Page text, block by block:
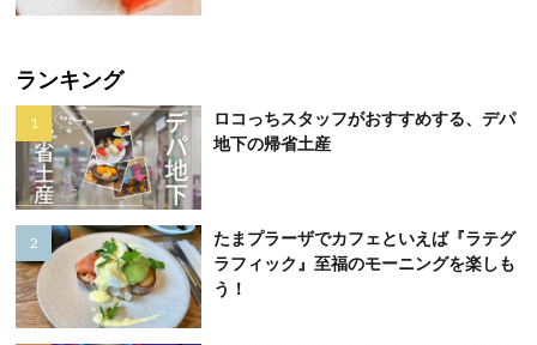
ランキング
ロコっちスタッフがおすすめする、デパ
地下の帰省土産
たまプラーザでカフェといえば『ラテグ
ラフィック』至福のモーニングを楽しも
う！